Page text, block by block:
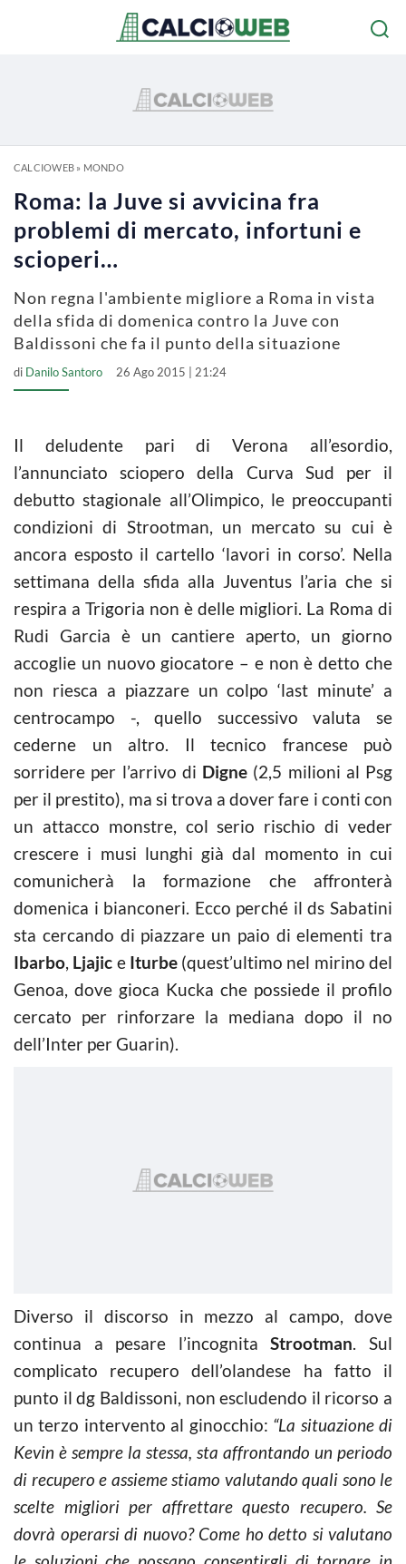
CALCIOWEB» MONDO
Roma: la Juve si avvicina fra
problemi di mercato, infortuni e
scioperi…
Non regna l'ambiente migliore a Roma in vista
della sfida di domenica contro la Juve con
Baldissoni che fa il punto della situazione
di Danilo Santoro 26 Ago 2015 | 21:24
Il deludente pari di Verona all’esordio,
l’annunciato sciopero della Curva Sud per il
debutto stagionale all’Olimpico, le preoccupanti
condizioni di Strootman, un mercato su cui è
ancora esposto il cartello ‘lavori in corso’. Nella
settimana della sfida alla Juventus l’aria che si
respira a Trigoria non è delle migliori. La Roma di
Rudi Garcia è un cantiere aperto, un giorno
accoglie un nuovo giocatore – e non è detto che
non riesca a piazzare un colpo ‘last minute’ a
centrocampo -, quello successivo valuta se
cederne un altro. Il tecnico francese può
sorridere per l’arrivo di Digne (2,5 milioni al Psg
per il prestito), ma si trova a dover fare i conti con
un attacco monstre, col serio rischio di veder
crescere i musi lunghi già dal momento in cui
comunicherà la formazione che affronterà
domenica i bianconeri. Ecco perché il ds Sabatini
sta cercando di piazzare un paio di elementi tra
Ibarbo, Ljajic e Iturbe(quest’ultimo nel mirino del
Genoa, dove gioca Kucka che possiede il profilo
cercato per rinforzare la mediana dopo il no
dell’Inter per Guarin).
Diverso il discorso in mezzo al campo, dove
continua a pesare l’incognitaStrootman. Sul
complicato recupero dell’olandese ha fatto il
punto il dg Baldissoni, non escludendo il ricorso a
un terzo intervento al ginocchio: “La situazione di
Kevin è sempre la stessa, sta affrontando un periodo
di recupero e assieme stiamo valutando quali sono le
scelte migliori per affrettare questo recupero. Se
dovrà operarsi di nuovo? Come ho detto si valutano